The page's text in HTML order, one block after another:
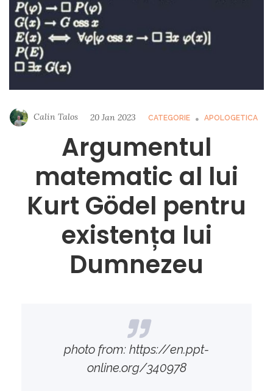
Calin Talos 20 Jan 2023 CATEGORIE APOLOGETICA
Argumentul
matematic al lui
Kurt Gödel pentru
existența lui
Dumnezeu
photo from: https://en.ppt-
online.org/340978